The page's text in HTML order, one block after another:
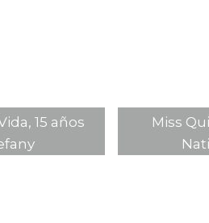
15 años
Miss